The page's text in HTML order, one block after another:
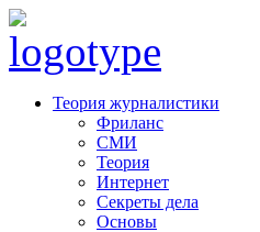
Теория журналистики
Фриланс
СМИ
Теория
Интернет
Секреты дела
Основы